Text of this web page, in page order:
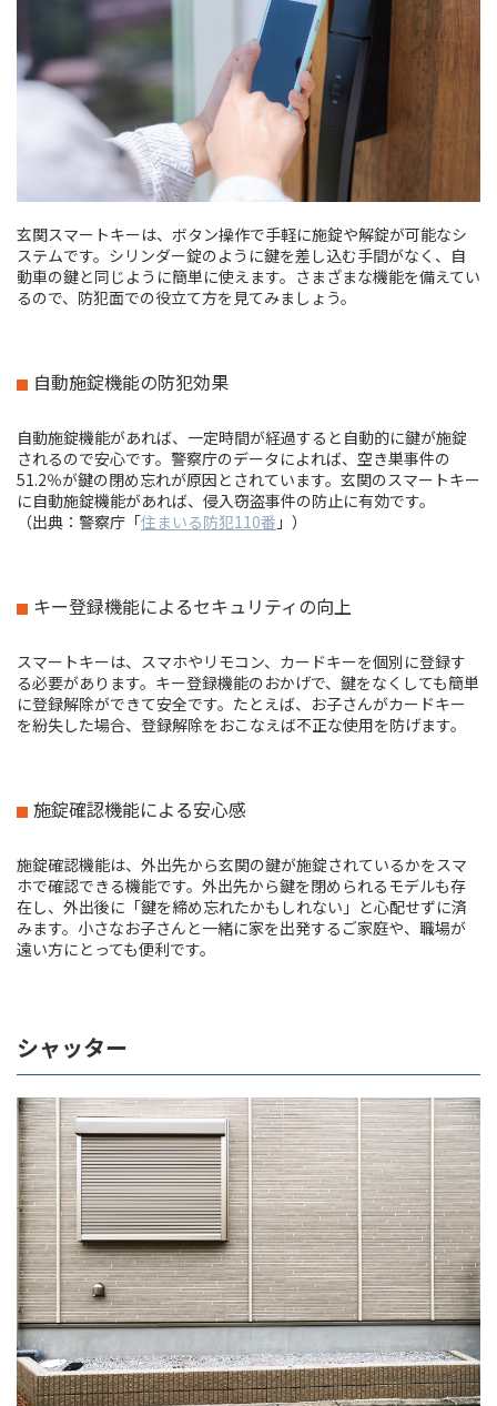
玄関スマートキーは、ボタン操作で手軽に施錠や解錠が可能なシ
ステムです。シリンダー錠のように鍵を差し込む手間がなく、自
動車の鍵と同じように簡単に使えます。さまざまな機能を備えてい
るので、防犯面での役立て方を見てみましょう。
自動施錠機能の防犯効果
自動施錠機能があれば、一定時間が経過すると自動的に鍵が施錠
されるので安心です。警察庁のデータによれば、空き巣事件の
51.2％が鍵の閉め忘れが原因とされています。玄関のスマートキー
に自動施錠機能があれば、侵入窃盗事件の防止に有効です。
（出典：警察庁「住まいる防犯110番 」）
キー登録機能によるセキュリティの向上
スマートキーは、スマホやリモコン、カードキーを個別に登録す
る必要があります。キー登録機能のおかげで、鍵をなくしても簡単
に登録解除ができて安全です。たとえば、お子さんがカードキー
を紛失した場合、登録解除をおこなえば不正な使用を防げます。
施錠確認機能による安心感
施錠確認機能は、外出先から玄関の鍵が施錠されているかをスマ
ホで確認できる機能です。外出先から鍵を閉められるモデルも存
在し、外出後に「鍵を締め忘れたかもしれない」と心配せずに済
みます。小さなお子さんと一緒に家を出発するご家庭や、職場が
遠い方にとっても便利です。
シャッター